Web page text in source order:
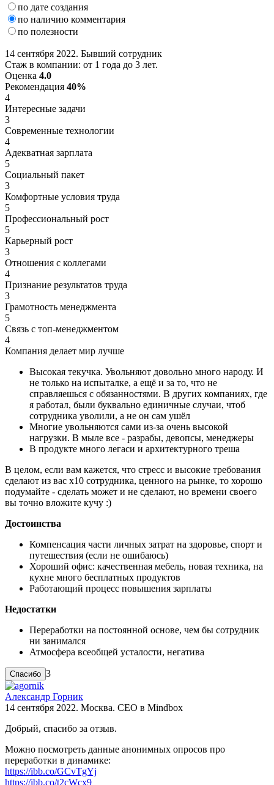
по дате создания
по наличию комментария
по полезности
14 сентября 2022. Бывший сотрудник
Стаж в компании: от 1 года до 3 лет.
Оценка 4.0
Рекомендация 40%
4
Интересные задачи
3
Современные технологии
4
Адекватная зарплата
5
Социальный пакет
3
Комфортные условия труда
5
Профессиональный рост
5
Карьерный рост
3
Отношения с коллегами
4
Признание результатов труда
3
Грамотность менеджмента
5
Связь с топ-менеджментом
4
Компания делает мир лучше
Высокая текучка. Увольняют довольно много народу. И
не только на испыталке, а ещё и за то, что не
справляешься с обязанностями. В других компаниях, где
я работал, были буквально единичные случаи, чтоб
сотрудника уволили, а не он сам ушёл
Многие увольняются сами из-за очень высокой
нагрузки. В мыле все - разрабы, девопсы, менеджеры
В продукте много легаси и архитектурного треша
В целом, если вам кажется, что стресс и высокие требования
сделают из вас х10 сотрудника, ценного на рынке, то хорошо
подумайте - сделать может и не сделают, но времени своего
вы точно вложите кучу :)
Достоинства
Компенсация части личных затрат на здоровье, спорт и
путешествия (если не ошибаюсь)
Хороший офис: качественная мебель, новая техника, на
кухне много бесплатных продуктов
Работающий процесс повышения зарплаты
Недостатки
Переработки на постоянной основе, чем бы сотрудник
ни занимался
Атмосфера всеобщей усталости, негатива
3
Александр Горник
14 сентября 2022. Москва. CEO в Mindbox
Добрый, спасибо за отзыв.
Можно посмотреть данные анонимных опросов про
переработки в динамике:
https://ibb.co/GCvTgYj
https://ibb.co/t2cWcx9